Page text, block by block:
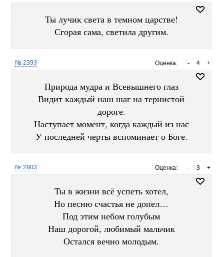
Ты лучик света в темном царстве!
Сгорая сама, светила другим.
Оценка: +
4
-
№ 2393
Природа мудра и Всевышнего глаз
Видит каждый наш шаг на тернистой
дороге.
Наступает момент, когда каждый из нас
У последней черты вспоминает о Боге.
Оценка: +
3
-
№ 2803
Ты в жизни всё успеть хотел,
Но песню счастья не допел…
Под этим небом голубым
Наш дорогой, любимый мальчик
Остался вечно молодым.